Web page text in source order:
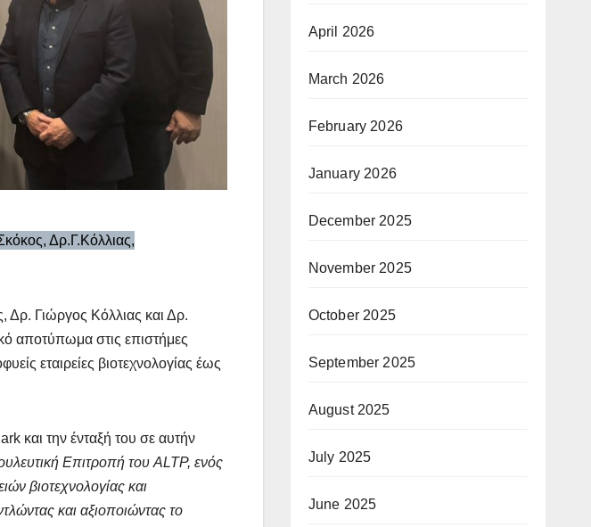
Δρ.Γ.Κόλλιας,
Δρ. Γιώργος Κόλλιας και Δρ.
αποτύπωμα στις επιστήμες
εταιρείες βιοτεχνολογίας έως
και την ένταξή του σε αυτήν
Επιτροπή του ALTP, ενός
βιοτεχνολογίας και
και αξιοποιώντας το
April 2026
March 2026
February 2026
January 2026
December 2025
November 2025
October 2025
September 2025
August 2025
July 2025
June 2025